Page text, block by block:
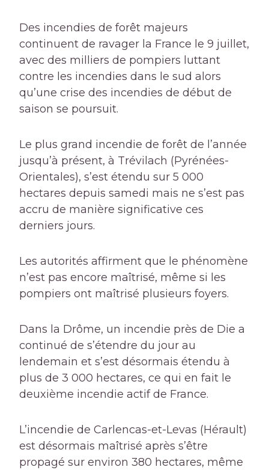
Des incendies de forêt majeurs
continuent de ravager la France le 9 juillet,
avec des milliers de pompiers luttant
contre les incendies dans le sud alors
qu’une crise des incendies de début de
saison se poursuit.
Le plus grand incendie de forêt de l’année
jusqu’à présent, à Trévilach (Pyrénées-
Orientales), s’est étendu sur 5 000
hectares depuis samedi mais ne s’est pas
accru de manière significative ces
derniers jours.
Les autorités affirment que le phénomène
n’est pas encore maîtrisé, même si les
pompiers ont maîtrisé plusieurs foyers.
Dans la Drôme, un incendie près de Die a
continué de s’étendre du jour au
lendemain et s’est désormais étendu à
plus de 3 000 hectares, ce qui en fait le
deuxième incendie actif de France.
L’incendie de Carlencas-et-Levas (Hérault)
est désormais maîtrisé après s’être
propagé sur environ 380 hectares, même